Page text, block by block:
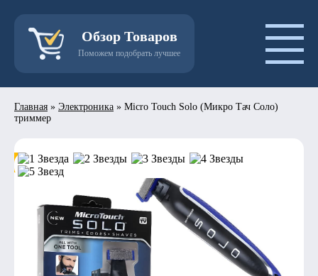
Обзор Товаров
Поможем подобрать лучшее
Главная » Электроника » Micro Touch Solo (Микро Тач Соло)
триммер
- 50%